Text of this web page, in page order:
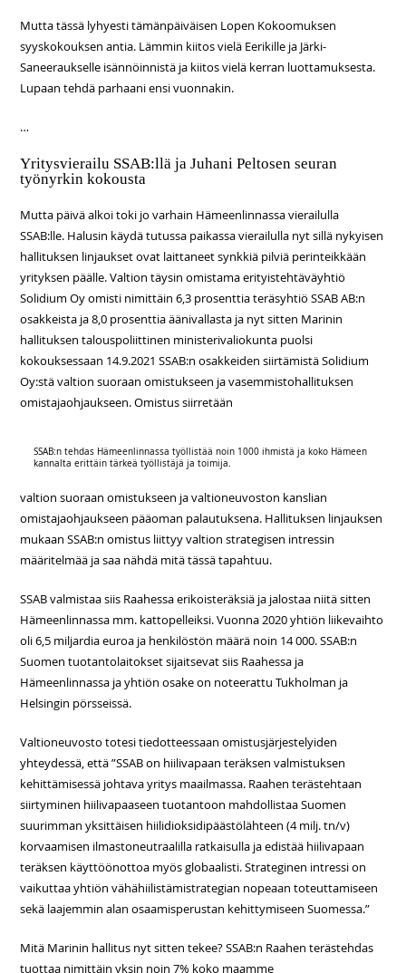
Mutta tässä lyhyesti tämänpäiväisen Lopen Kokoomuksen
syyskokouksen antia. Lämmin kiitos vielä Eerikille ja Järki-
Saneeraukselle isännöinnistä ja kiitos vielä kerran luottamuksesta.
Lupaan tehdä parhaani ensi vuonnakin.
…
Yritysvierailu SSAB:llä ja Juhani Peltosen seuran
työnyrkin kokousta
Mutta päivä alkoi toki jo varhain Hämeenlinnassa vierailulla
SSAB:lle. Halusin käydä tutussa paikassa vierailulla nyt sillä nykyisen
hallituksen linjaukset ovat laittaneet synkkiä pilviä perinteikkään
yrityksen päälle. Valtion täysin omistama erityistehtäväyhtiö
Solidium Oy omisti nimittäin 6,3 prosenttia teräsyhtiö SSAB AB:n
osakkeista ja 8,0 prosenttia äänivallasta ja nyt sitten Marinin
hallituksen talouspoliittinen ministerivaliokunta puolsi
kokouksessaan 14.9.2021 SSAB:n osakkeiden siirtämistä Solidium
Oy:stä valtion suoraan omistukseen ja vasemmistohallituksen
omistajaohjaukseen. Omistus siirretään
SSAB:n tehdas Hämeenlinnassa työllistää noin 1000 ihmistä ja koko Hämeen
kannalta erittäin tärkeä työllistäjä ja toimija.
valtion suoraan omistukseen ja valtioneuvoston kanslian
omistajaohjaukseen pääoman palautuksena. Hallituksen linjauksen
mukaan SSAB:n omistus liittyy valtion strategisen intressin
määritelmää ja saa nähdä mitä tässä tapahtuu.
SSAB valmistaa siis Raahessa erikoisteräksiä ja jalostaa niitä sitten
Hämeenlinnassa mm. kattopelleiksi. Vuonna 2020 yhtiön liikevaihto
oli 6,5 miljardia euroa ja henkilöstön määrä noin 14 000. SSAB:n
Suomen tuotantolaitokset sijaitsevat siis Raahessa ja
Hämeenlinnassa ja yhtiön osake on noteerattu Tukholman ja
Helsingin pörsseissä.
Valtioneuvosto totesi tiedotteessaan omistusjärjestelyiden
yhteydessä, että ”SSAB on hiilivapaan teräksen valmistuksen
kehittämisessä johtava yritys maailmassa. Raahen terästehtaan
siirtyminen hiilivapaaseen tuotantoon mahdollistaa Suomen
suurimman yksittäisen hiilidioksidipäästölähteen (4 milj. tn/v)
korvaamisen ilmastoneutraalilla ratkaisulla ja edistää hiilivapaan
teräksen käyttöönottoa myös globaalisti. Strateginen intressi on
vaikuttaa yhtiön vähähiilistämistrategian nopeaan toteuttamiseen
sekä laajemmin alan osaamisperustan kehittymiseen Suomessa.”
Mitä Marinin hallitus nyt sitten tekee? SSAB:n Raahen terästehdas
tuottaa nimittäin yksin noin 7% koko maamme